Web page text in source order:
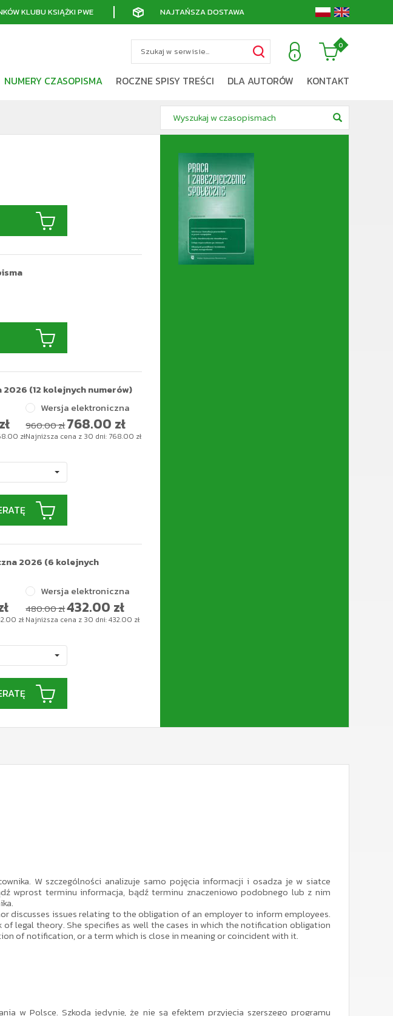
KLUBU KSIĄŻKI PWE NAJTAŃSZA DOSTAWA
0
NUMERY CZASOPISMA ROCZNE SPISY TREŚCI DLA AUTORÓW KONTAKT
(12 kolejnych numerów)
zł
zł
Wersja elektroniczna
960.00 zł768.00 zł
Najniższa cena z 30 dni: 768.00 zł
2026 (6 kolejnych
zł
Wersja elektroniczna
480.00 zł432.00 zł
Najniższa cena z 30 dni:432.00 zł
W szczególności analizuje samo pojęcia informacji i osadza je w siatce
wprost terminu informacja, bądź terminu znaczeniowo podobnego lub z nim
discusses issues relating to the obligation of an employer to inform employees.
legal theory. She specifies as well the cases in which the notification obligation
of notification, or a term which is close in meaning or coincident with it.
w Polsce. Szkoda jedynie, że nie są efektem przyjęcia szerszego programu